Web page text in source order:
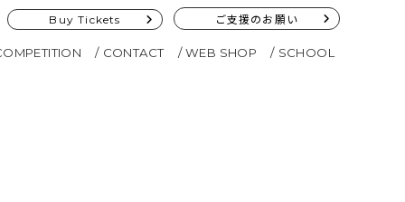
Buy Tickets ご支援のお願い
CONTACT WEB SHOP SCHOOL